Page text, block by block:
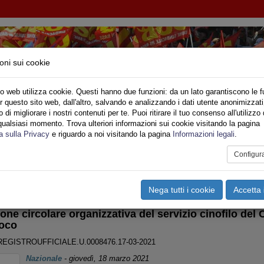
SINDACALE DI BASE SETTORE VIGILI DEL
Privato Territori Sociale Speciali Multimedia
circolare organizzativa del servizio cinofilo del
03-2021
Nazionale- giovedì, 18 marzo 2021
sui cookie
web utilizza cookie. Questi hanno due funzioni: da un lato garantiscono le
questo sito web, dall'altro, salvando e analizzando i dati utente
di migliorare i nostri contenuti per te. Puoi ritirare il tuo consenso all'utilizzo
momento. Trova ulteriori informazioni sui cookie visitando la pagina
sulla Privacy e riguardo a noi visitando la pagina Informazioni legali.
Nega tutti i cookie Accetta